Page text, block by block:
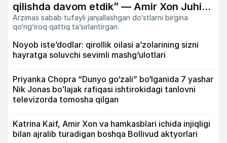
qilishda davom etdik” — Amir Xon Juhi
Chavla bilan do‘stligi haqida
Arzimas sabab tufayli janjallashgan do‘stlarni birgina
qo‘ng‘iroq qattiq ta’sirlantirgan.
Noyob iste’dodlar: qirollik oilasi a’zolarining sizni
hayratga soluvchi sevimli mashg‘ulotlari
Priyanka Chopra “Dunyo go‘zali” bo‘lganida 7 yashar
Nik Jonas boʻlajak rafiqasi ishtirokidagi tanlovni
televizorda tomosha qilgan
Katrina Kaif, Amir Xon va hamkasblari ichida injiqligi
bilan ajralib turadigan boshqa Bollivud aktyorlari